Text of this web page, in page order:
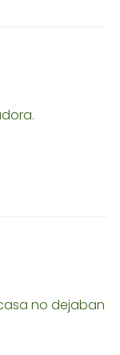
no dejaban